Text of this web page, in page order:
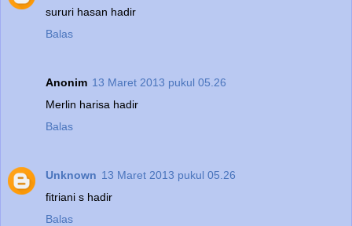
sururi hasan hadir
Balas
Anonim 13 Maret 2013 pukul 05.26
Merlin harisa hadir
Balas
Unknown 13 Maret 2013 pukul 05.26
fitriani s hadir
Balas